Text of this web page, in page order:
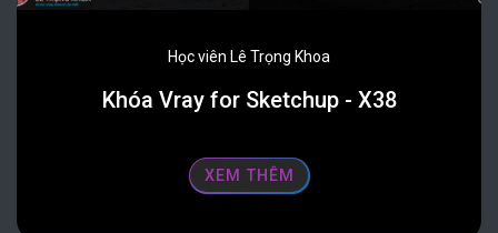
Học viên Lê Trọng Khoa
Khóa Vray for Sketchup - X38
XEM THÊM